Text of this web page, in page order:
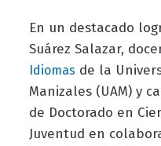
En un destacado
Suárez Salazar,
Idiomas de la
Manizales (UAM) y
de Doctorado en
Juventud en